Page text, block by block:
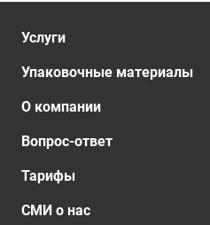
Услуги
Упаковочные материалы
О компании
Вопрос-ответ
Тарифы
СМИ о нас